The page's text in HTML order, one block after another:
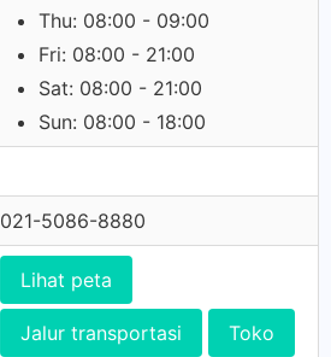
Thu: 08:00 - 09:00
Fri: 08:00 - 21:00
Sat: 08:00 - 21:00
Sun: 08:00 - 18:00
021-5086-8880
Lihat peta
Jalur transportasi Toko